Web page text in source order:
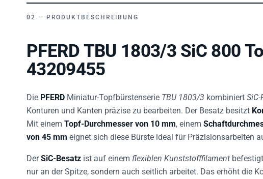
PRODUKTBESCHREIBUNG
PFERD TBU 1803/3 SiC 800
43209455
Die PFERD Miniatur-Topfbürstenserie TBU 1803/3 kombiniert
Konturen und Kanten präzise zu bearbeiten. Der Besatz besitzt
Mit einem Topf-Durchmesser von 10 mm , einem
von 45 mm eignet sich diese Bürste ideal für Präzisionsarbeiten
Der SiC-Besatz ist auf einem flexiblen Kunststofffilament
nur an der Spitze, sondern auch seitlich arbeitet. Das erhöht die